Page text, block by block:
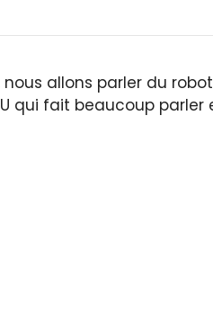
allons parler du
qui fait beaucoup